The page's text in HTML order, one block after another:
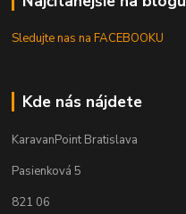
Sledujte nas na FACEBOOKU
Kde nás nájdete
KaravanPoint Bratislava
Pasienková 5
821 06